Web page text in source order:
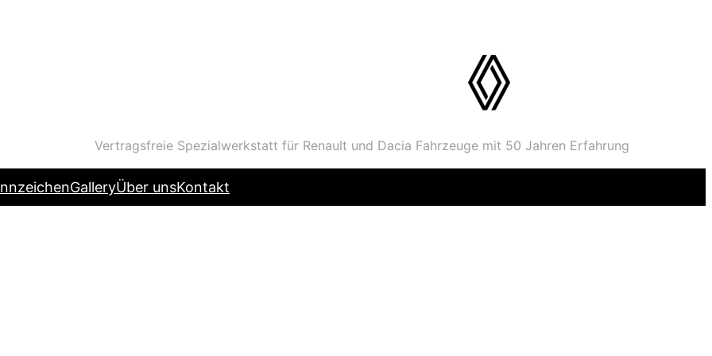
Vertragsfreie Spezialwerkstatt für Renault und Dacia Fahrzeuge mit 50 Jahren Erfahrung
GalleryÜber unsKontakt